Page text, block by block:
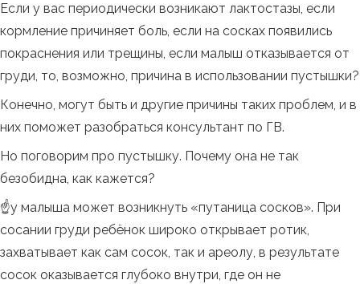
Если у вас периодически возникают лактостазы, если
кормление причиняет боль, если на сосках появились
покраснения или трещины, если малыш отказывается от
груди, то, возможно, причина в использовании пустышки?
Конечно, могут быть и другие причины таких проблем, и в
них поможет разобраться консультант по ГВ.
Но поговорим про пустышку. Почему она не так
безобидна, как кажется?
☝️у малыша может возникнуть «путаница сосков». При
сосании груди ребёнок широко открывает ротик,
захватывает как сам сосок, так и ареолу, в результате
сосок оказывается глубоко внутри, где он не